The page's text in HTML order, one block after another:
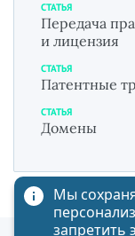
СТАТЬЯ
Передача
и лицензия
СТАТЬЯ
Патентные
СТАТЬЯ
Домены
Мы
запретить